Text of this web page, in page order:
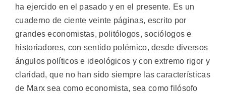
ha ejercido en el pasado y en el presente. Es un
cuaderno de ciente veinte páginas, escrito por
grandes economistas, politólogos, sociólogos e
historiadores, con sentido polémico, desde diversos
ángulos políticos e ideológicos y con extremo rigor y
claridad, que no han sido siempre las características
de Marx sea como economista, sea como filósofo